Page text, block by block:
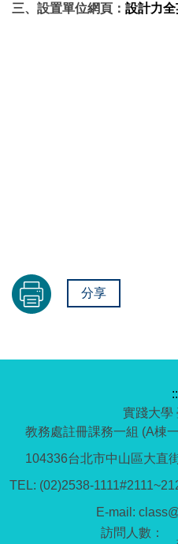
三、設置單位網頁： 設計力
分享
實踐大學
教務處註冊課務一組 (A棟
104336台北市中山區大直
TEL: (02)2538-
E-mail: